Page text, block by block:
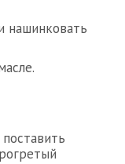
нашинковать